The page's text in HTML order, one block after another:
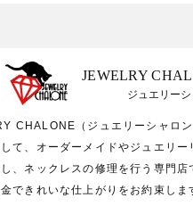
JEWELRY
ジュエリー
CHALONE（ジュエリーシャロ
て、オーダーメイドやジュエリー
、ネックレスの修理を行う専門店
できれいな仕上がりをお約束しま